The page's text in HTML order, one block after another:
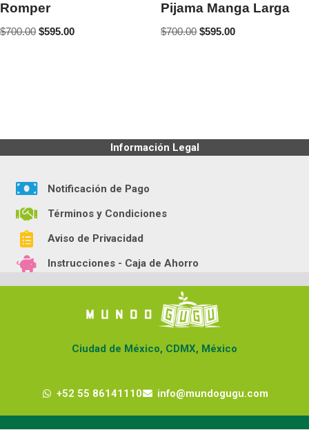
Romper
$700.00 $595.00
Pijama Manga Larga
$700.00 $595.00
Información Legal
Notificación de Pago
Términos y Condiciones
Aviso de Privacidad
Instrucciones - Caja de Ahorro
Ciudad de México, CDMX, México
+52 55 86141110 info@mundogugu.com